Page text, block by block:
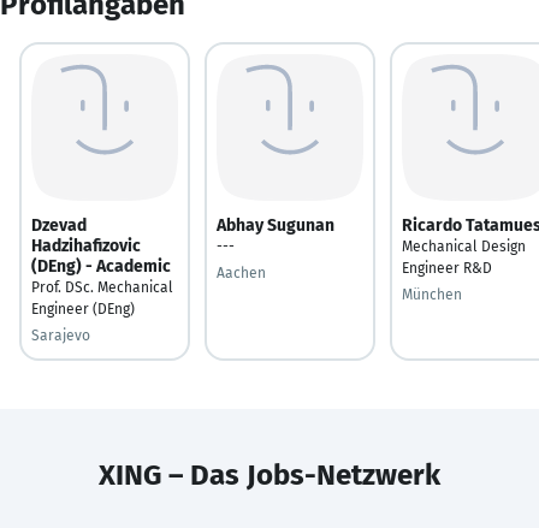
Dzevad
Hadzihafizovic
(DEng) - Academic
Prof. DSc. Mechanical
Engineer (DEng)
Sarajevo
Abhay Sugunan
---
Aachen
Ricardo
Mechanical Design
Engineer R&D
München
XING – Das Jobs-Netzwerk